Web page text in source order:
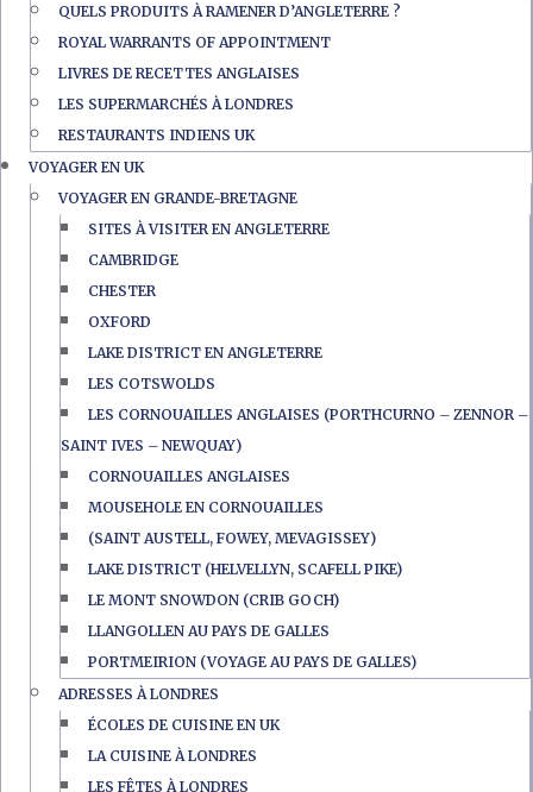
QUELS PRODUITS À RAMENER D’ANGLETERRE ?
ROYAL WARRANTS OF APPOINTMENT
LIVRES DE RECETTES ANGLAISES
LES SUPERMARCHÉS À LONDRES
RESTAURANTS INDIENS UK
VOYAGER EN UK
VOYAGER EN GRANDE-BRETAGNE
SITES À VISITER EN ANGLETERRE
CAMBRIDGE
CHESTER
OXFORD
LAKE DISTRICT EN ANGLETERRE
LES COTSWOLDS
LES CORNOUAILLES ANGLAISES (PORTHCURNO – ZENNOR –
SAINT IVES – NEWQUAY)
CORNOUAILLES ANGLAISES
MOUSEHOLE EN CORNOUAILLES
(SAINT AUSTELL, FOWEY, MEVAGISSEY)
LAKE DISTRICT (HELVELLYN, SCAFELL PIKE)
LE MONT SNOWDON (CRIB GOCH)
LLANGOLLEN AU PAYS DE GALLES
PORTMEIRION (VOYAGE AU PAYS DE GALLES)
ADRESSES À LONDRES
ÉCOLES DE CUISINE EN UK
LA CUISINE À LONDRES
LES FÊTES À LONDRES